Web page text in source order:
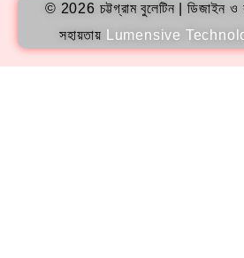
© 2026 চট্টগ্রাম বুলেটিন | ডিজাইন ও
সহায়তায়
Lumensive